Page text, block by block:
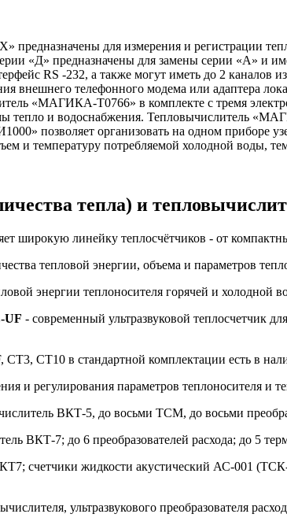
для измерения и регистрации
«Д» предназначены для замены серии «А» и
RS -232, а также могут иметь до 2 каналов
внешнего телефонного модема или адаптера
«МАГИКА-Т0766» в комплекте с тремя
тепло и водоснабжения. Тепловычислитель
позволяет организовать на одном приборе
и температуру потребляемой холодной воды,
тепла) и
широкую линейку теплосчётчиков - от
тепловой энергии, объема и параметров
энергии теплоносителя горячей и холодной
UF - современный ультразвуковой теплосчетчик
СТ10 в стандартной комплектации есть в
и регулирования параметров теплоносителя
ВКТ-5, до восьми ТСМ, до восьми
ВКТ-7; до 6 преобразователей расхода; до 5
счетчики жидкости акустический АС-001
ультразвукового преобразователя